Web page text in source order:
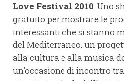
Love Festival 2010. Uno
gratuito per mostrare le
interessanti che si stanno
del Mediterraneo, un
alla cultura e alla musica
un'occasione di incontro